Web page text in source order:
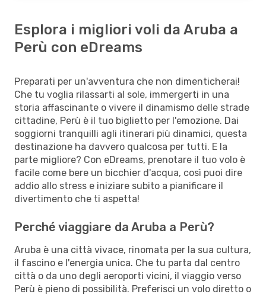
Esplora i migliori voli da Aruba a
Perù con eDreams
Preparati per un'avventura che non dimenticherai!
Che tu voglia rilassarti al sole, immergerti in una
storia affascinante o vivere il dinamismo delle strade
cittadine, Perù è il tuo biglietto per l'emozione. Dai
soggiorni tranquilli agli itinerari più dinamici, questa
destinazione ha davvero qualcosa per tutti. E la
parte migliore? Con eDreams, prenotare il tuo volo è
facile come bere un bicchier d'acqua, così puoi dire
addio allo stress e iniziare subito a pianificare il
divertimento che ti aspetta!
Perché viaggiare da Aruba a Perù?
Aruba è una città vivace, rinomata per la sua cultura,
il fascino e l'energia unica. Che tu parta dal centro
città o da uno degli aeroporti vicini, il viaggio verso
Perù è pieno di possibilità. Preferisci un volo diretto o